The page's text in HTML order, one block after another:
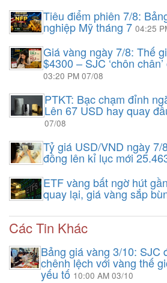
Tiêu điểm phiên 7/8:
nghiệp Mỹ tháng 7 04:25
Giá vàng ngày 7/8: Thế
$4300 – SJC ‘chôn
03:20 PM 07/08
PTKT: Bạc chạm đỉnh
Lên 67 USD hay quay
07/08
Tỷ giá USD/VND ngày 7/
đồng lên kỉ lục mới
ETF vàng bất ngờ hút
quay lại, giá vàng sắp
Các Tin Khác
Bảng giá vàng 3/10: SJC
chênh lệch với vàng thế
yếu tố 10:00 AM 03/10